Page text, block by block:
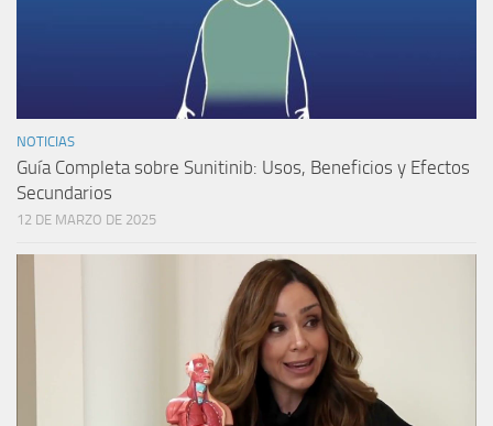
NOTICIAS
Guía Completa sobre Sunitinib: Usos, Beneficios y Efectos
Secundarios
12 DE MARZO DE 2025